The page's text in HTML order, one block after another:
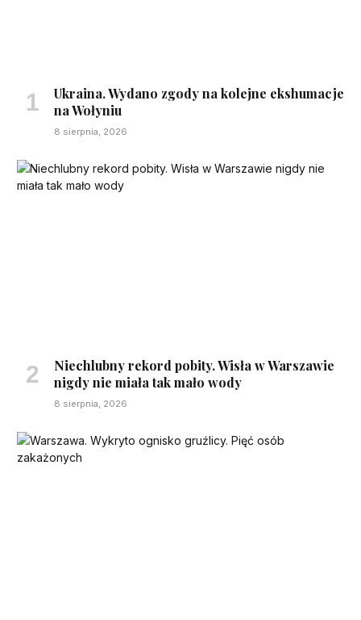
Ukraina. Wydano zgody na kolejne ekshumacje
na Wołyniu
8 sierpnia, 2026
Niechlubny rekord pobity. Wisła w Warszawie
nigdy nie miała tak mało wody
8 sierpnia, 2026